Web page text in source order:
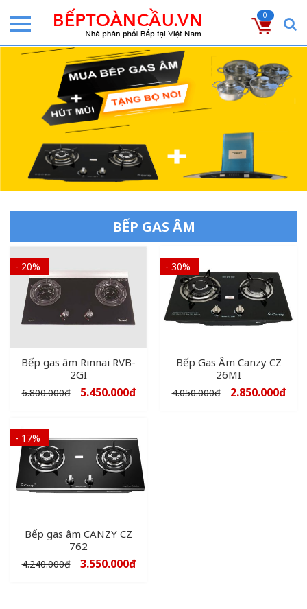
0
BẾP GAS ÂM
- 20%
Bếp gas âm Rinnai RVB-
2GI
6.800.000đ 5.450.000đ
- 30%
Bếp Gas Âm Canzy CZ
26MI
4.050.000đ 2.850.000đ
- 17%
Bếp gas âm CANZY CZ
762
4.240.000đ 3.550.000đ